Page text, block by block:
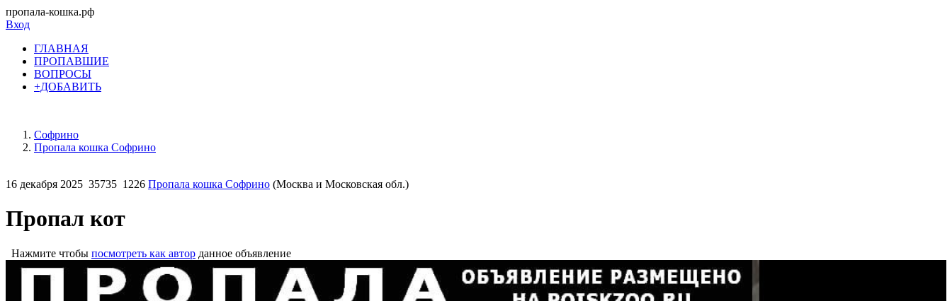
пропала-кошка.рф
Вход
ГЛАВНАЯ
ПРОПАВШИЕ
ВОПРОСЫ
+ДОБАВИТЬ
Софрино
Пропала кошка Софрино
16 декабря 2025 35735 1226 Пропала кошка Софрино (Москва и Московская обл.)
Пропал кот
Нажмите чтобы посмотреть как автор данное объявление